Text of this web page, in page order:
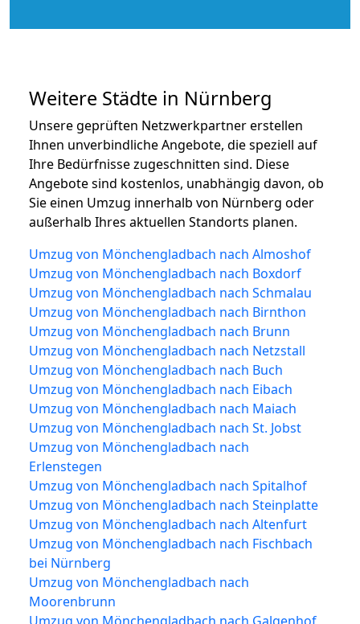
Weitere Städte in Nürnberg
Unsere geprüften Netzwerkpartner erstellen
Ihnen unverbindliche Angebote, die speziell auf
Ihre Bedürfnisse zugeschnitten sind. Diese
Angebote sind kostenlos, unabhängig davon, ob
Sie einen Umzug innerhalb von Nürnberg oder
außerhalb Ihres aktuellen Standorts planen.
Umzug von Mönchengladbach nach Almoshof
Umzug von Mönchengladbach nach Boxdorf
Umzug von Mönchengladbach nach Schmalau
Umzug von Mönchengladbach nach Birnthon
Umzug von Mönchengladbach nach Brunn
Umzug von Mönchengladbach nach Netzstall
Umzug von Mönchengladbach nach Buch
Umzug von Mönchengladbach nach Eibach
Umzug von Mönchengladbach nach Maiach
Umzug von Mönchengladbach nach St. Jobst
Umzug von Mönchengladbach nach
Erlenstegen
Umzug von Mönchengladbach nach Spitalhof
Umzug von Mönchengladbach nach Steinplatte
Umzug von Mönchengladbach nach Altenfurt
Umzug von Mönchengladbach nach Fischbach
bei Nürnberg
Umzug von Mönchengladbach nach
Moorenbrunn
Umzug von Mönchengladbach nach Galgenhof